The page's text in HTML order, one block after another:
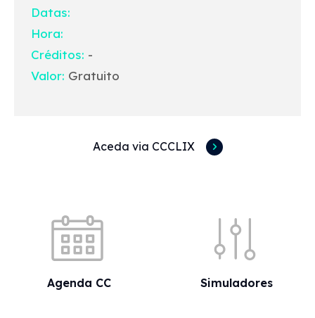
Datas:
Hora:
Créditos: -
Valor: Gratuito
Aceda via CCCLIX
Agenda CC Simuladores